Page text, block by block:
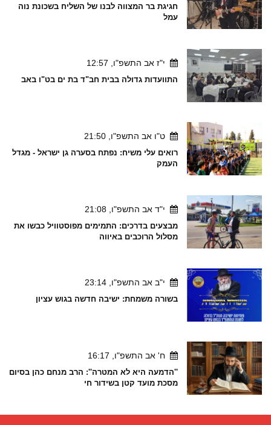
חגיגת בר המצווה לבנו של השליח בשכונת נוה
עמל
י"ז אב התשפ"ו, 12:57
התוועדות גדולה בבית חב"ד בת ים בט"ו באב
ט"ו אב התשפ"ו, 21:50
רואים עלי משיח: נפתח בסערה גן ישראל - מגדל
העמק
י"ד אב התשפ"ו, 21:08
מבצעים בדרכים: התמימים מפוסטוויל כבשו את
מסלול הרוכבים באיווה
י"ב אב התשפ"ו, 23:14
בשורה משמחת: ישיבה חדשה בגוש עציון
ח' אב התשפ"ו, 16:17
''הדמעה היא לא המטרה'': הרב מנחם כהן בסיום
מסכת מועד קטן בשידור חי